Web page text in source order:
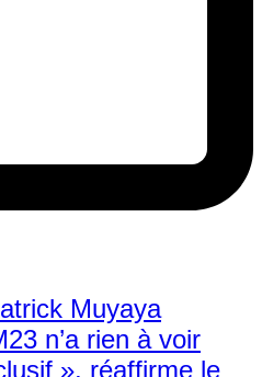
Muyaya
n’a rien à voir
», réaffirme le